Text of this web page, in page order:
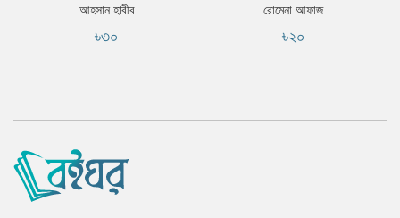
আহসান হাবীব
৳৩০
রোমেনা আফাজ
৳২০